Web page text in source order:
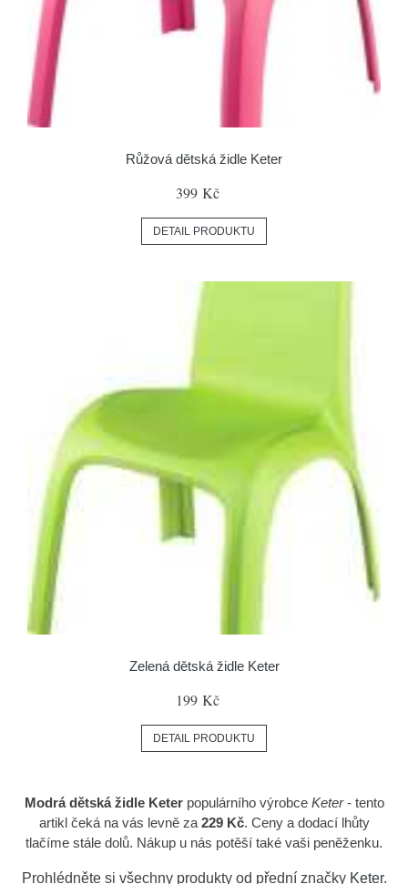
Růžová dětská židle Keter
399 Kč
DETAIL PRODUKTU
Zelená dětská židle Keter
199 Kč
DETAIL PRODUKTU
Modrá dětská židle Keterpopulárního výrobce Keter- tento
artikl čeká na vás levně za 229 Kč. Ceny a dodací lhůty
tlačíme stále dolů. Nákup u nás potěší také vaši peněženku.
Prohlédněte si všechny produkty od přední značky Keter.